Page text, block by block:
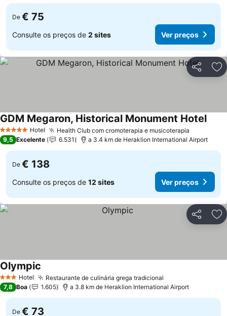
De € 75
Consulte os preços de 2 sites Ver preços
Partilhar
5 Estrelas Hotel Health Club com cromoterapia e musicoterapia
GDM Megaron, Historical Monument Hotel
9,5 Excelente 6.531 a 3.4 km de Heraklion International Airport
De € 138
Consulte os preços de 12 sites Ver preços
Partilhar
3 EstrelasHotel Restaurante de culinária grega tradicional
Olympic
7,8 Boa 1.605 a 3.8 km de Heraklion International Airport
De € 73